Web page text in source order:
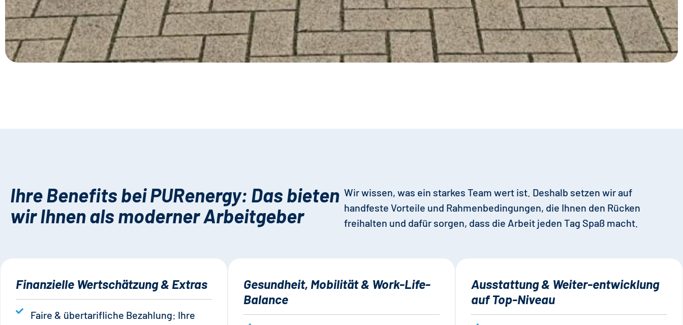
Ihre Benefits bei PURenergy: Das bieten
wir Ihnen als moderner Arbeitgeber
Wir wissen, was ein starkes Team wert ist. Deshalb setzen wir auf
handfeste Vorteile und Rahmenbedingungen, die Ihnen den Rücken
freihalten und dafür sorgen, dass die Arbeit jeden Tag Spaß macht.
Finanzielle Wertschätzung & Extras
Faire & übertarifliche Bezahlung: Ihre
Gesundheit, Mobilität & Work-Life-
Balance
Ausstattung & Weiter-entwicklung
auf Top-Niveau